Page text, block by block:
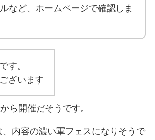
など、ホームページで確認しま
す。
ざいます
ら開催だそうです。
、内容の濃い軍フェスになりそうで